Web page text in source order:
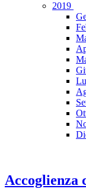
2019
Accoglienza